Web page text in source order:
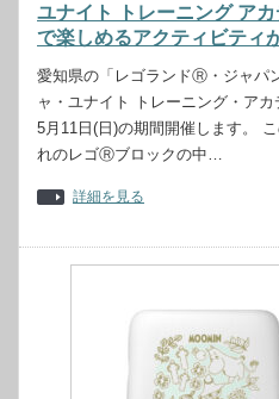
ユナイト トレーニング ア
で楽しめるアクティビティ
愛知県の「レゴランドⓇ・ジャパ
ャ・ユナイト トレーニング・ア
5月11日(日)の期間開催します。
れのレゴⓇブロックの中…
詳細を見る